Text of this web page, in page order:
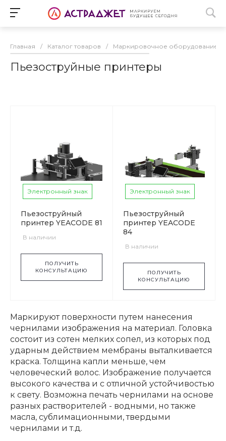
Главная / Каталог товаров / Маркировочное оборудование
Пьезоструйные принтеры
Электронный знак
Пьезоструйный
принтер YEACODE 81
В наличии
ПОЛУЧИТЬ
КОНСУЛЬТАЦИЮ
Электронный знак
Пьезоструйный
принтер YEACODE
84
В наличии
ПОЛУЧИТЬ
КОНСУЛЬТАЦИЮ
Маркируют поверхности путем нанесения
чернилами изображения на материал. Головка
состоит из сотен мелких сопел, из которых под
ударным действием мембраны выталкивается
краска. Толщина капли меньше, чем
человеческий волос. Изображение получается
высокого качества и с отличной устойчивостью
к свету. Возможна печать чернилами на основе
разных растворителей - водными, но также
масла, сублимационными, твердыми
чернилами и т.д.